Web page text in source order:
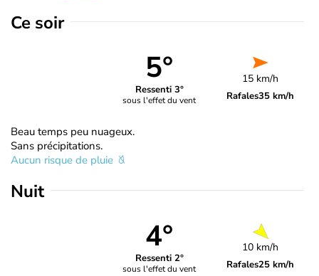
Ce soir
5°
Ressenti 3°
sous l'effet du vent
15 km/h
Rafales35 km/h
Beau temps peu nuageux.
Sans précipitations.
Aucun risque de pluie
Nuit
4°
Ressenti 2°
sous l'effet du vent
10 km/h
Rafales25 km/h